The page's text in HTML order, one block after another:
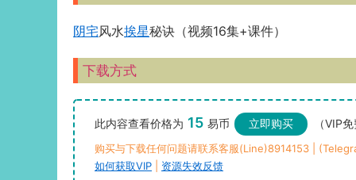
阴宅风水挨星秘诀（视频16集+课件）
下载方式
此内容查看价格为 15 易币 立即购买 （VIP
购买与下载任何问题请联系客服(Line)8914153 |
如何获取VIP
资源失效反馈